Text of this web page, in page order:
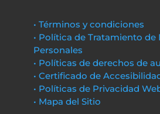
• Términos y condiciones
• Política de Tratamiento de
Personales
• Políticas de derechos de
• Certificado de
• Políticas de Privacidad
• Mapa del Sitio